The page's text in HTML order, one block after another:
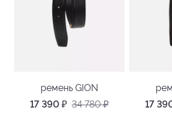
ремень GION
17 390 ₽ 34 780₽
17